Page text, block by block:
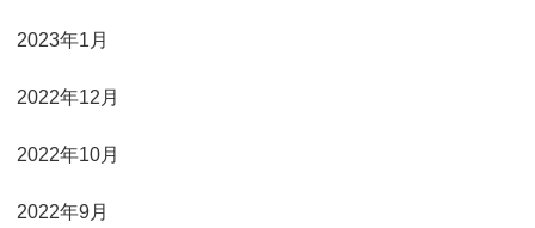
2023年1月
2022年12月
2022年10月
2022年9月